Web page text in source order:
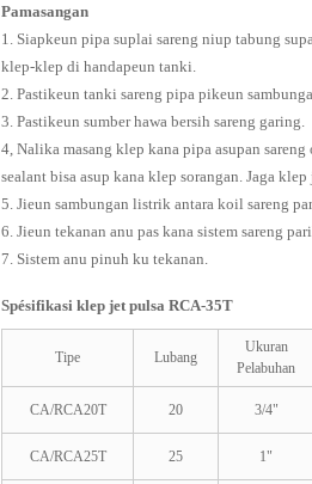
Pamasangan
1. Siapkeun pipa suplai sareng niup tabung
klep-klep di handapeun tanki.
2. Pastikeun tanki sareng pipa pikeun
3. Pastikeun sumber hawa bersih sareng garing.
4, Nalika masang klep kana pipa asupan
sealant bisa asup kana klep sorangan. Jaga
5. Jieun sambungan listrik antara koil sareng
6. Jieun tekanan anu pas kana sistem sareng
7. Sistem anu pinuh ku tekanan.
Spésifikasi klep jet pulsa RCA-35T
Tipe Lubang
Ukuran
Pelabuhan
CA/RCA20T 20 3/4"
CA/RCA25T 25 1"